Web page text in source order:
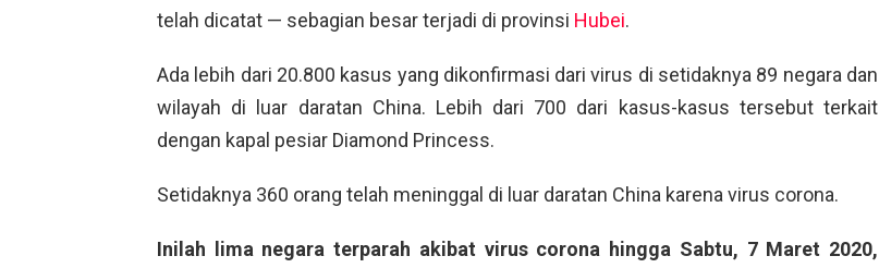
telah dicatat — sebagian besar terjadi di provinsi Hubei.
Ada lebih dari 20.800 kasus yang dikonfirmasi dari virus di setidaknya 89 negara dan
wilayah di luar daratan China. Lebih dari 700 dari kasus-kasus tersebut terkait
dengan kapal pesiar Diamond Princess.
Setidaknya 360 orang telah meninggal di luar daratan China karena virus corona.
Inilah lima negara terparah akibat virus corona hingga Sabtu, 7 Maret 2020,